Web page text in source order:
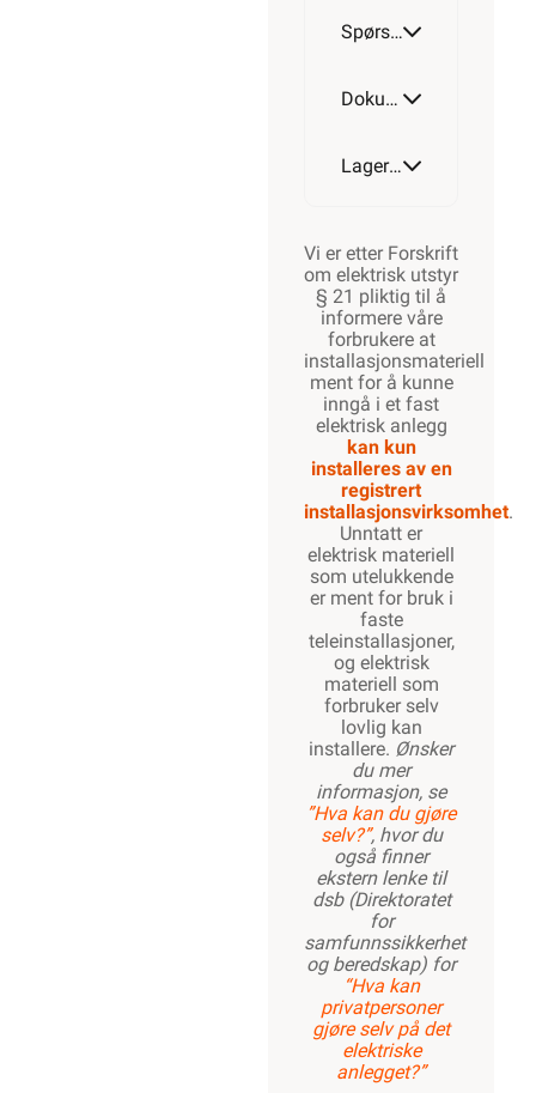
Spørsmål og svar
Dokumentasjon
Lagerstatus
Vi er etter Forskrift
om elektrisk utstyr
§ 21 pliktig til å
informere våre
forbrukere at
installasjonsmateriell
ment for å kunne
inngå i et fast
elektrisk anlegg
kan kun
installeres av en
registrert
installasjonsvirksomhet.
Unntatt er
elektrisk materiell
som utelukkende
er ment for bruk i
faste
teleinstallasjoner,
og elektrisk
materiell som
forbruker selv
lovlig kan
installere. Ønsker
du mer
informasjon, se
”Hva kan du gjøre
selv?”, hvor du
også finner
ekstern lenke til
dsb (Direktoratet
for
samfunnssikkerhet
og beredskap) for
“Hva kan
privatpersoner
gjøre selv på det
elektriske
anlegget?”